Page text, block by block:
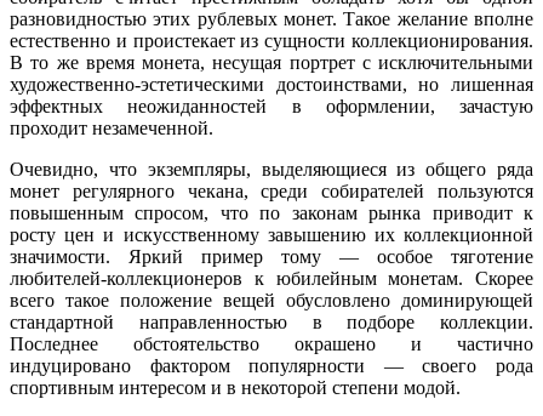
разновидностью этих рублевых монет. Такое желание вполне
естественно и проистекает из сущности коллекционирования.
В то же время монета, несущая портрет с исключительными
художественно-эстетическими достоинствами, но лишенная
эффектных неожиданностей в оформлении, зачастую
проходит незамеченной.
Очевидно, что экземпляры, выделяющиеся из общего ряда
монет регулярного чекана, среди собирателей пользуются
повышенным спросом, что по законам рынка приводит к
росту цен и искусственному завышению их коллекционной
значимости. Яркий пример тому — особое тяготение
любителей-коллекционеров к юбилейным монетам. Скорее
всего такое положение вещей обусловлено доминирующей
стандартной направленностью в подборе коллекции.
Последнее обстоятельство окрашено и частично
индуцировано фактором популярности — своего рода
спортивным интересом и в некоторой степени модой.